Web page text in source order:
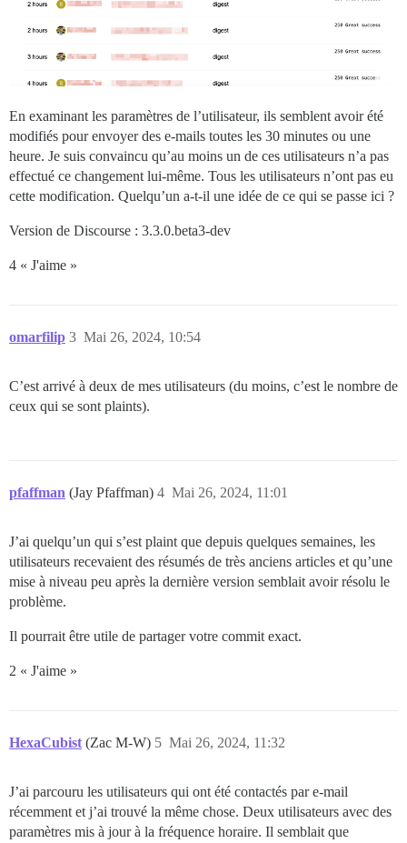
En examinant les paramètres de l’utilisateur, ils semblent avoir été
modifiés pour envoyer des e-mails toutes les 30 minutes ou une
heure. Je suis convaincu qu’au moins un de ces utilisateurs n’a pas
effectué ce changement lui-même. Tous les utilisateurs n’ont pas eu
cette modification. Quelqu’un a-t-il une idée de ce qui se passe ici ?
Version de Discourse : 3.3.0.beta3-dev
4 « J'aime »
omarfilip Mai 26, 2024, 10:54
3
C’est arrivé à deux de mes utilisateurs (du moins, c’est le nombre de
ceux qui se sont plaints).
pfaffman (Jay Pfaffman) Mai 26, 2024, 11:01
4
J’ai quelqu’un qui s’est plaint que depuis quelques semaines, les
utilisateurs recevaient des résumés de très anciens articles et qu’une
mise à niveau peu après la dernière version semblait avoir résolu le
problème.
Il pourrait être utile de partager votre commit exact.
2 « J'aime »
HexaCubist (Zac M-W) Mai 26, 2024, 11:32
5
J’ai parcouru les utilisateurs qui ont été contactés par e-mail
récemment et j’ai trouvé la même chose. Deux utilisateurs avec des
paramètres mis à jour à la fréquence horaire. Il semblait que